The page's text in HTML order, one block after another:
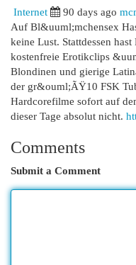
Internet 90 days ago
Auf Bl&uuml;mchensex
keine Lust. Stattdessen
kostenfreie Erotikclips
Blondinen und gierige
der gr&ouml;ÃŸ10 FSK
Hardcorefilme sofort auf
dieser Tage absolut nicht.
Comments
Submit a Comment